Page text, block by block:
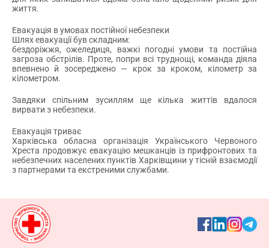
життя.
Евакуація в умовах постійної небезпеки
Шлях евакуації був складним:
бездоріжжя, ожеледиця, важкі погодні умови та постійна
загроза обстрілів. Проте, попри всі труднощі, команда діяла
впевнено й зосереджено — крок за кроком, кілометр за
кілометром.
Завдяки спільним зусиллям ще кілька життів вдалося
вирвати з небезпеки.
Евакуація триває
Харківська обласна організація Українського Червоного
Хреста продовжує евакуацію мешканців із прифронтових та
небезпечних населених пунктів Харківщини у тісній взаємодії
з партнерами та екстреними службами.